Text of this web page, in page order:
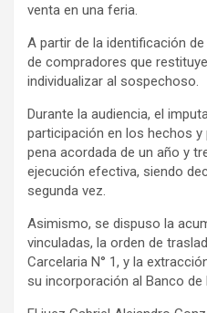
venta en una feria.
A partir de la identificación
de compradores que
individualizar al sospechoso.
Durante la audiencia, el
participación en los hechos
pena acordada de un año y
ejecución efectiva, siendo
segunda vez.
Asimismo, se dispuso la
vinculadas, la orden de
Carcelaria N° 1, y la
su incorporación al Banco de